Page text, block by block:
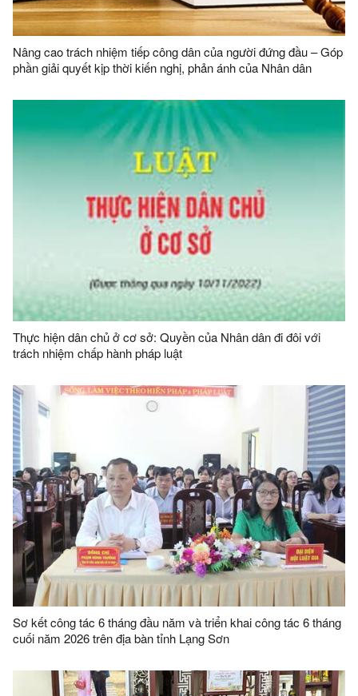
Nâng cao trách nhiệm tiếp công dân của người đứng đầu – Góp
phần giải quyết kịp thời kiến nghị, phản ánh của Nhân dân
Thực hiện dân chủ ở cơ sở: Quyền của Nhân dân đi đôi với
trách nhiệm chấp hành pháp luật
Sơ kết công tác 6 tháng đầu năm và triển khai công tác 6 tháng
cuối năm 2026 trên địa bàn tỉnh Lạng Sơn